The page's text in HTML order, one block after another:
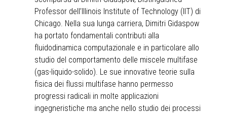
Professor dell’Illinois Institute of Technology (IIT) di
Chicago. Nella sua lunga carriera, Dimitri Gidaspow
ha portato fondamentali contributi alla
fluidodinamica computazionale e in particolare allo
studio del comportamento delle miscele multifase
(gas-liquido-solido). Le sue innovative teorie sulla
fisica dei flussi multifase hanno permesso
progressi radicali in molte applicazioni
ingegneristiche ma anche nello studio dei processi